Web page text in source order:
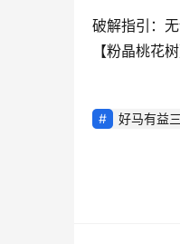
破解指引：
【粉晶桃花
好马有益